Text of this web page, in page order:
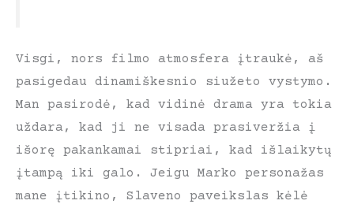
Visgi, nors filmo atmosfera įtraukė, aš
pasigedau dinamiškesnio siužeto vystymo.
Man pasirodė, kad vidinė drama yra tokia
uždara, kad ji ne visada prasiveržia į
išorę pakankamai stipriai, kad išlaikytų
įtampą iki galo. Jeigu Marko personažas
mane įtikino, Slaveno paveikslas kėlė